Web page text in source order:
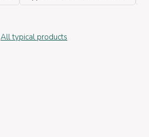
All typical products